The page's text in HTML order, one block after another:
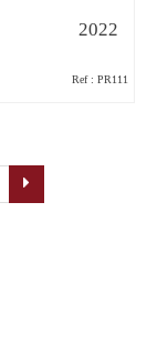
2022
Ref : PR111